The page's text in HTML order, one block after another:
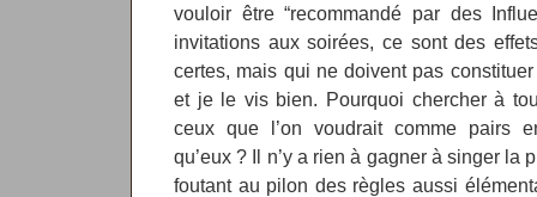
vouloir être “recommandé par des
invitations aux soirées, ce sont des
certes, mais qui ne doivent pas
et je le vis bien. Pourquoi chercher à
ceux que l’on voudrait comme pairs
qu’eux ? Il n’y a rien à gagner à singer la
foutant au pilon des règles aussi